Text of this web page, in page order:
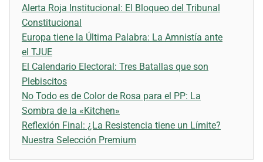
Alerta Roja Institucional: El Bloqueo del Tribunal
Constitucional
Europa tiene la Última Palabra: La Amnistía ante
el TJUE
El Calendario Electoral: Tres Batallas que son
Plebiscitos
No Todo es de Color de Rosa para el PP: La
Sombra de la «Kitchen»
Reflexión Final: ¿La Resistencia tiene un Límite?
Nuestra Selección Premium